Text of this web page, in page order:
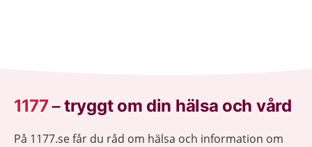
1177–tryggt om din hälsa och vård
På 1177.se får du råd om hälsa och information om